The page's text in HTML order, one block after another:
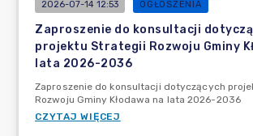
2026-07-14 12:53 OGŁOSZENIA
Zaproszenie do konsultacji
projektu Strategii Rozwoju Gminy
lata 2026-2036
Zaproszenie do konsultacji dotyczących
Rozwoju Gminy Kłodawa na lata 2026-2036
CZYTAJ WIĘCEJ